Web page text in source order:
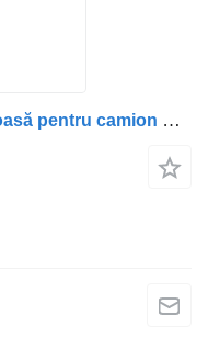
Capul blocului de cilindrii Chiuloasă pentru camion Scania pentru motor diesel, compatibilă cu diverse modele (coduri: 1846123, 1909203, 1750995, 2062690, 2037442, 2037441, 2057412, 2081239, 2609859, 570997, 570123, 574374)